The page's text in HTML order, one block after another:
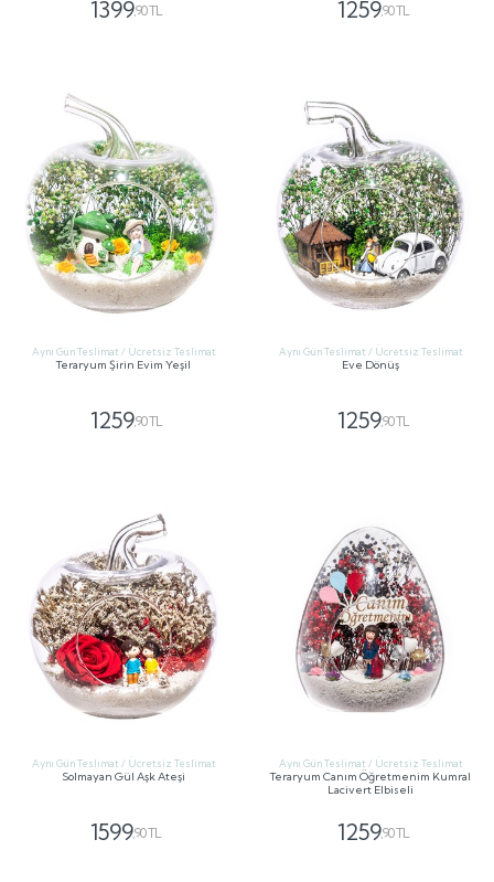
1399,90 TL 1259,90 TL
Aynı Gün Teslimat / Ücretsiz Teslimat
Teraryum Şirin Evim Yeşil
1259,90 TL
Aynı Gün Teslimat / Ücretsiz Teslimat
Eve Dönüş
1259,90 TL
Aynı Gün Teslimat / Ücretsiz Teslimat
Solmayan Gül Aşk Ateşi
1599,90 TL
Aynı Gün Teslimat / Ücretsiz Teslimat
Teraryum Canım Öğretmenim Kumral
Lacivert Elbiseli
1259,90 TL